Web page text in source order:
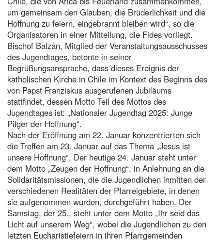
um gemeinsam den Glauben, die Brüderlichkeit und die
Hoffnung zu feiern, eingebrannt bleiben wird“, so die
Organisatoren in einer Mitteilung, die Fides vorliegt.
Bischof Balzán, Mitglied der Veranstaltungsausschusses
des Jugendtages, betonte in seiner
Begrüßungsansprache, dass dieses Ereignis der
katholischen Kirche in Chile im Kontext des Beginns des
von Papst Franziskus ausgerufenen Jubiläums
stattfindet, dessen Motto Teil des Mottos des
Jugendtages ist: „Nationaler Jugendtag 2025: Junge
Pilger der Hoffnung“.
Nach der Eröffnung am 22. Januar konzentrierten sich
die Treffen am 23. Januar auf das Thema „Jesus ist
unsere Hoffnung“. Der heutige 24. Januar steht unter
dem Motto „Zeugen der Hoffnung“, in Anlehnung an die
Solidaritätsmissionen, die die Jugendlichen inmitten der
verschiedenen Realitäten der Pfarreigebiete, in denen
sie aufgenommen wurden, durchgeführt haben. Der
Samstag, der 25., steht unter dem Motto „Ihr seid das
Licht auf unserem Weg“, wobei die Jugendlichen zu den
letzten Eucharistiefeiern in ihren Pfarrgemeinden